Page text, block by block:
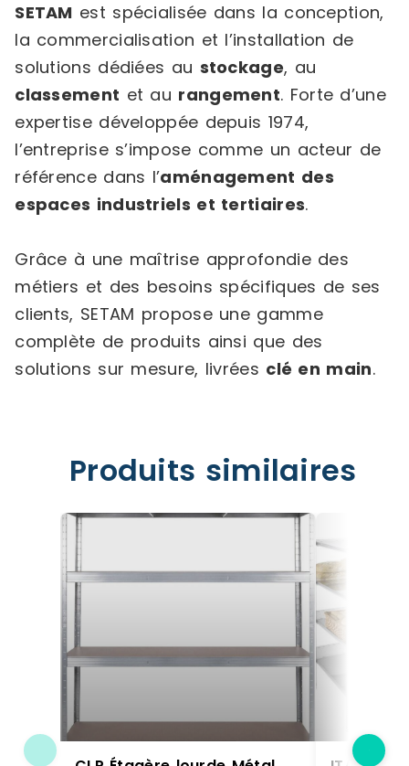
SETAM est spécialisée dans la conception,
la commercialisation et l’installation de
solutions dédiées au stockage, au
classement et au rangement. Forte d’une
expertise développée depuis 1974,
l’entreprise s’impose comme un acteur de
référence dans l’aménagement des
espaces industriels et tertiaires.
Grâce à une maîtrise approfondie des
métiers et des besoins spécifiques de ses
clients, SETAM propose une gamme
complète de produits ainsi que des
solutions sur mesure, livrées clé en main.
Produits similaires